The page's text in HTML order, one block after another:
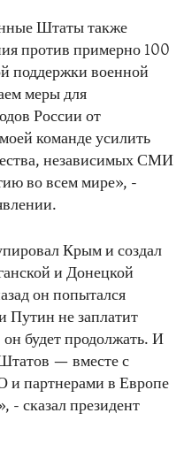
Штаты также
против примерно 100
поддержки военной
меры для
России от
команде усилить
независимых СМИ
во всем мире», -
Крым и создал
и Донецкой
он попытался
Путин не заплатит
будет продолжать. И
— вместе с
партнерами в Европе
- сказал президент